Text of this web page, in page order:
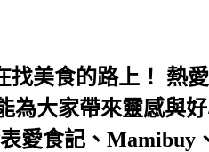
美食的路上！ 熱
大家帶來靈感與好
愛食記、